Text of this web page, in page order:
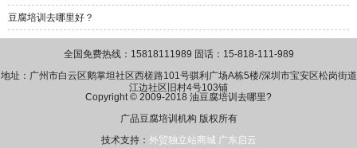
豆腐培训去哪里好？
全国免费热线：15818111989 固话：15-818-111-989
地址：广州市白云区鹅掌坦社区西槎路101号骐利广场A栋5楼/深圳市宝安区松岗街道
江边社区旧村4号103铺
Copyright © 2009-2018 油豆腐培训去哪里?
广品豆腐培训机构 版权所有
技术支持： 外贸独立站商城 广东启云